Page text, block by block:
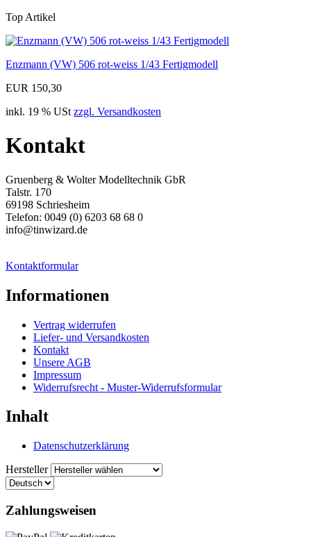
Top Artikel
Enzmann (VW) 506 rot-weiss 1/43 Fertigmodell
EUR 150,30
inkl. 19 % USt zzgl. Versandkosten
Kontakt
Gruenberg & Wolter Modelltechnik GbR
Talstr. 170
69198 Schriesheim
Telefon: 0049 (0) 6203 68 68 0
info@tinwizard.de
Kontaktformular
Informationen
Vertrag widerrufen
Liefer- und Versandkosten
Kontakt
Unsere AGB
Impressum
Widerrufsrecht - Muster-Widerrufsformular
Inhalt
Datenschutzerklärung
Hersteller
Zahlungsweisen